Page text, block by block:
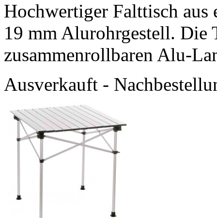
Hochwertiger Falttisch aus
19 mm Alurohrgestell. Die
zusammenrollbaren Alu-
Ausverkauft -